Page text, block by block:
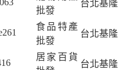
批發
台北基隆
食品特產
批發
台北基隆
居家百貨
台北基隆